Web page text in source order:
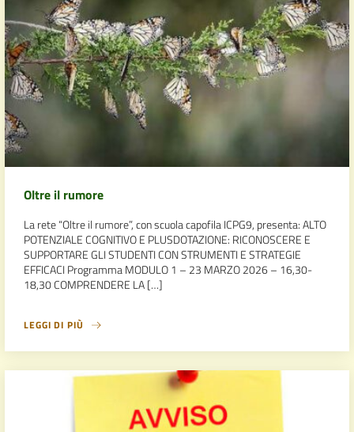
Oltre il rumore
La rete “Oltre il rumore”, con scuola capofila ICPG9, presenta: ALTO
POTENZIALE COGNITIVO E PLUSDOTAZIONE: RICONOSCERE E
SUPPORTARE GLI STUDENTI CON STRUMENTI E STRATEGIE
EFFICACI Programma MODULO 1 – 23 MARZO 2026 – 16,30-
18,30 COMPRENDERE LA […]
LEGGI DI PIÙ